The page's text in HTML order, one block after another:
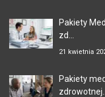
Pakiety
zd...
21 kwietnia
Pakiety
zdrowotnej...